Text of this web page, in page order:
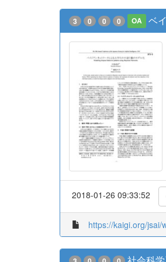
3 0 0 0 OA ベ
2018-01-26 09:33:52
https://kaigi.org/jsai/